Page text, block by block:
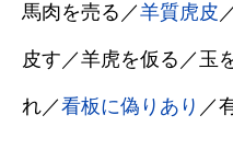
馬肉を売る／羊質虎皮
皮す／羊虎を仮る／玉
れ／看板に偽りあり ／